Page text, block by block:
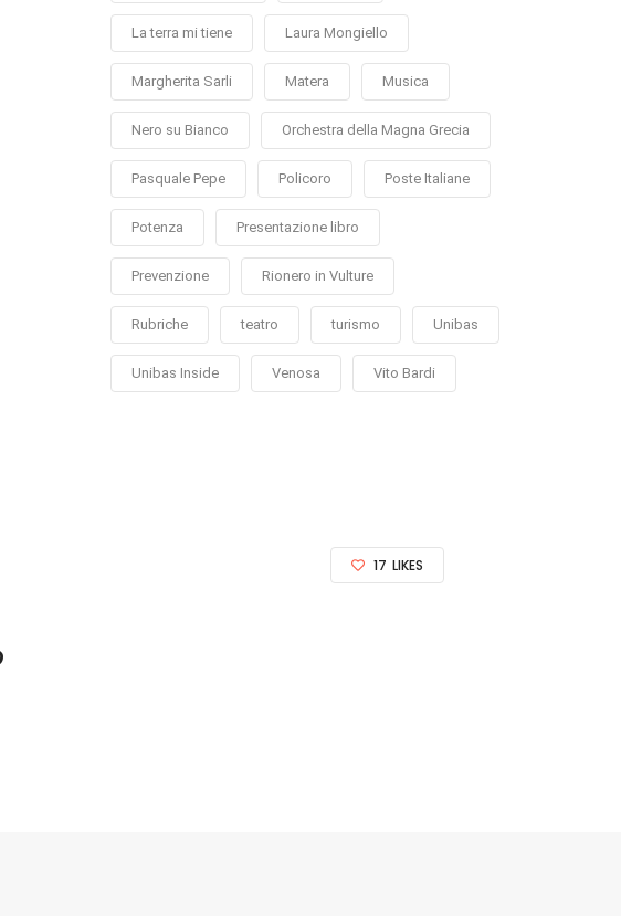
La terra mi tiene Laura Mongiello
Margherita Sarli Matera Musica
Nero su Bianco Orchestra della Magna Grecia
Pasquale Pepe Policoro Poste Italiane
Potenza Presentazione libro
Prevenzione Rionero in Vulture
Rubriche teatro turismo Unibas
Unibas Inside Venosa Vito Bardi
17 LIKES